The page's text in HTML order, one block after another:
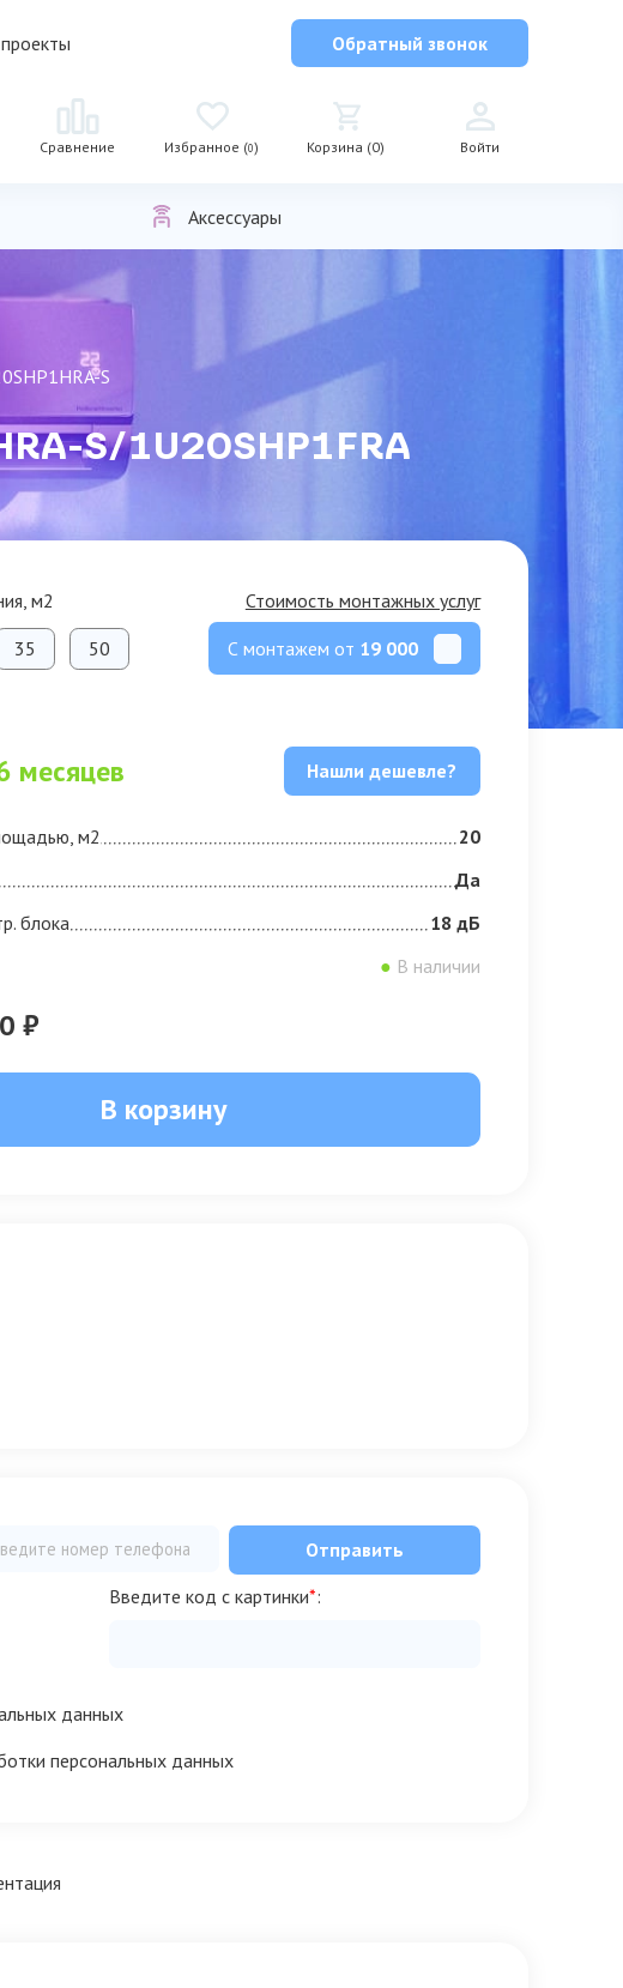
Обратный звонок
Сравнение Избранное (0) Корзина (0) Войти
Аксессуары
S
S/1U20SHP1FRA
м2
35
50
Стоимость монтажных услуг
С монтажем от 19 000
месяцев Нашли дешевле?
м2
20
Да
блока
18 дБ
● В наличии
₽
В корзину
Отправить
Введите код с картинки*:
данных
персональных данных